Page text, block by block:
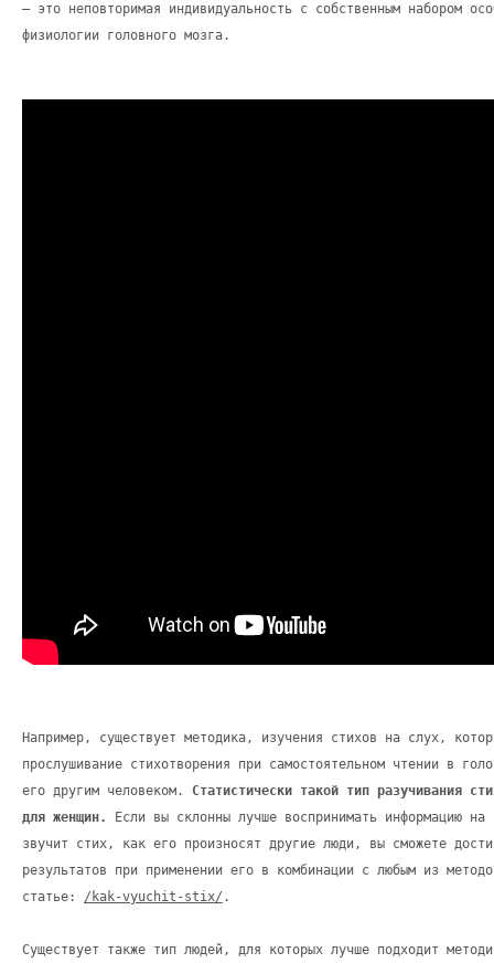
– это неповторимая индивидуальность с собственным набором
физиологии головного мозга.
Например, существует методика, изучения стихов на слух,
прослушивание стихотворения при самостоятельном чтении в
его другим человеком. Статистически такой тип разучивания
для женщин.
Если вы склонны лучше воспринимать информацию
звучит стих, как его произносят другие люди, вы сможете
результатов при применении его в комбинации с любым из
статье: /kak-vyuchit-stix/ .
Существует также тип людей, для которых лучше подходит